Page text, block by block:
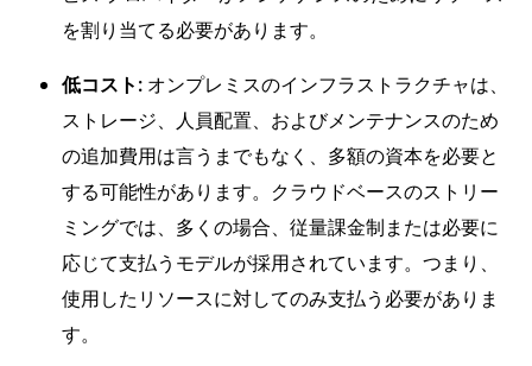
を割り当てる必要があります。
低コスト: オンプレミスのインフラストラクチャは、
ストレージ、人員配置、およびメンテナンスのため
の追加費用は言うまでもなく、多額の資本を必要と
する可能性があります。クラウドベースのストリー
ミングでは、多くの場合、従量課金制または必要に
応じて支払うモデルが採用されています。つまり、
使用したリソースに対してのみ支払う必要がありま
す。